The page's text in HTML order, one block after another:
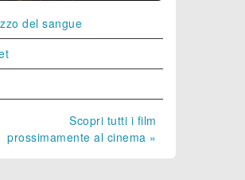
del sangue
Scopri tutti i film
prossimamente al cinema »